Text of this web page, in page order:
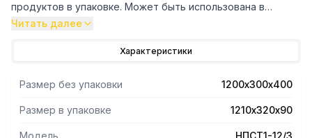
продуктов в упаковке. Может быть использована в
качестве одного из элементов линии раздачи на
Крепится на столешницу или другую горизонтальную
Читать далее
Характеристики
Размер без упаковки 1200х300х400
Размер в упаковке 1210х320х90
Модель НПСТ1-12/3